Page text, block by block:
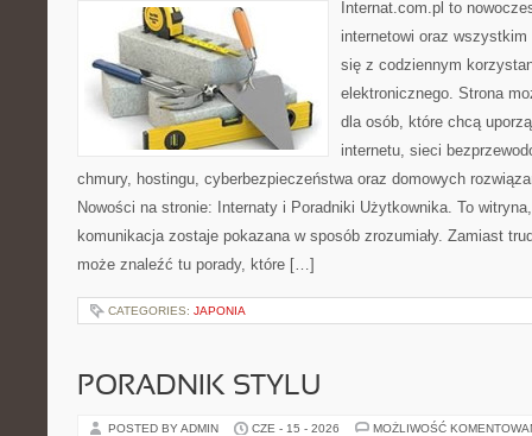
Internat.com.pl to
internetowi oraz
się z codziennym
elektronicznego. Strona
dla osób, które chcą
internetu, sieci
chmury, hostingu, cyberbezpieczeństwa oraz domowych
Nowości na stronie: Internaty i Poradniki Użytkownika. To
komunikacja zostaje pokazana w sposób zrozumiały. Zamiast
może znaleźć tu porady, które […]
CATEGORIES: JAPONIA
PORADNIK STYLU
POSTED BY ADMIN CZE - 15 - 2026 MOŻLIWOŚĆ